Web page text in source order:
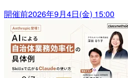
開催前2026年9月4日(金) 15:00